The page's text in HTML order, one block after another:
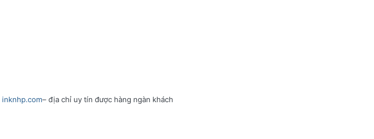
inknhp.com– địa chỉ uy tín được hàng ngàn khách